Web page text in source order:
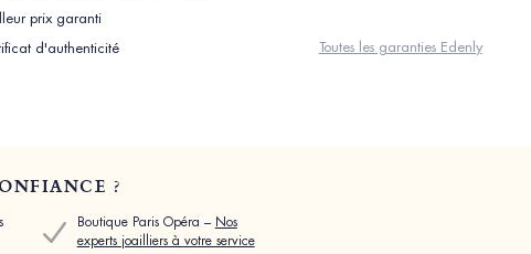
prix garanti
d'authenticité
Toutes les garanties Edenly
?
Boutique Paris Opéra – Nos
experts joailliers à votre service